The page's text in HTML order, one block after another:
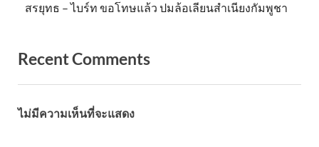
สรยุทธ – ไบร์ท ขอโทษแล้ว ปมล้อเลียนสำเนียงกัมพูชา
Recent Comments
ไม่มีความเห็นที่จะแสดง